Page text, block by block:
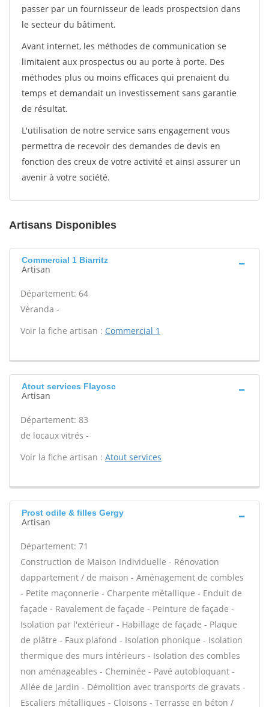
passer par un fournisseur de leads prospectsion dans
le secteur du bâtiment.
Avant internet, les méthodes de communication se
limitaient aux prospectus ou au porte à porte. Des
méthodes plus ou moins efficaces qui prenaient du
temps et demandait un investissement sans garantie
de résultat.
L'utilisation de notre service sans engagement vous
permettra de recevoir des demandes de devis en
fonction des creux de votre activité et ainsi assurer un
avenir à votre société.
Artisans Disponibles
Commercial 1 Biarritz
Artisan
Département: 64
Véranda -
Voir la fiche artisan : Commercial 1
Atout services Flayosc
Artisan
Département: 83
de locaux vitrés -
Voir la fiche artisan : Atout services
Prost odile & filles Gergy
Artisan
Département: 71
Construction de Maison Individuelle - Rénovation
dappartement / de maison - Aménagement de combles
- Petite maçonnerie - Charpente métallique - Enduit de
façade - Ravalement de façade - Peinture de façade -
Isolation par l'extérieur - Habillage de façade - Plaque
de plâtre - Faux plafond - Isolation phonique - Isolation
thermique des murs intérieurs - Isolation des combles
non aménageables - Cheminée - Pavé autobloquant -
Allée de jardin - Démolition avec transports de gravats -
Escaliers métalliques - Cloisons - Terrasse en béton /